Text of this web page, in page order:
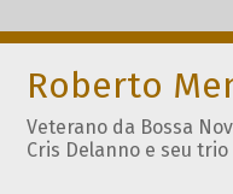
Roberto
Veterano da Bossa
Cris Delanno e seu